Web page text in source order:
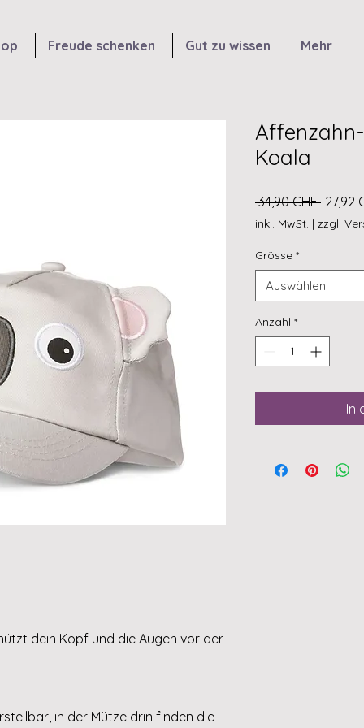
Freude schenken Gut zu wissen Mehr
dein Kopf und die Augen vor der
in der Mütze drin finden die
Koala
34,90 CHF 27,92
inkl. MwSt. | zzgl.
Grösse *
Auswählen
Anzahl *
In